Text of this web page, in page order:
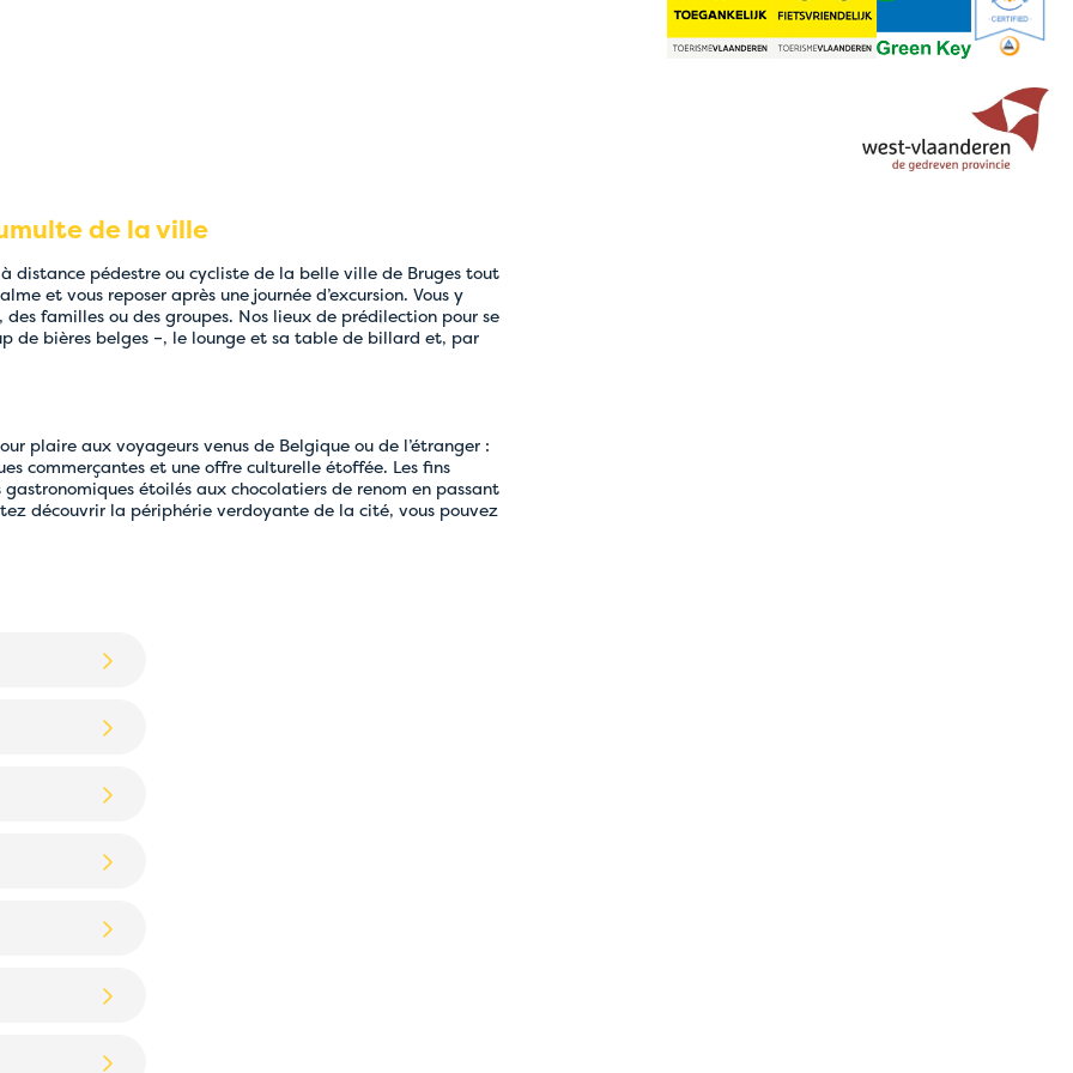
de la ville
distance pédestre ou cycliste de la belle ville de Bruges tout
et vous reposer après une journée d’excursion. Vous y
familles ou des groupes. Nos lieux de prédilection pour se
de bières belges –, le lounge et sa table de billard et, par
plaire aux voyageurs venus de Belgique ou de l’étranger :
commerçantes et une offre culturelle étoffée. Les fins
étoilés aux chocolatiers de renom en passant
découvrir la périphérie verdoyante de la cité, vous pouvez